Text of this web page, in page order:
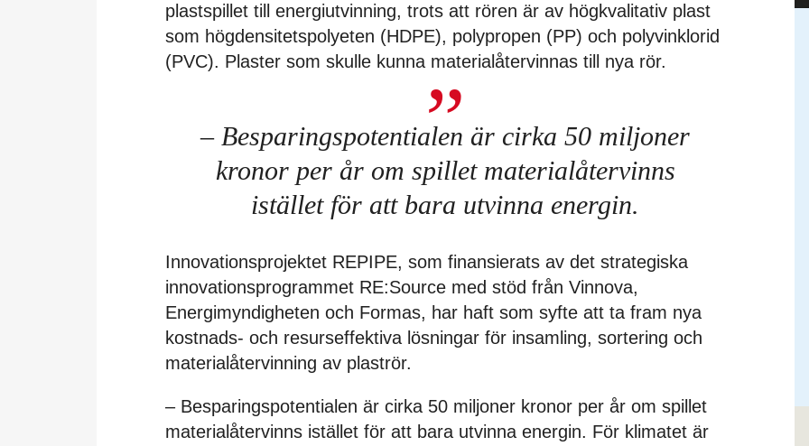
plastspillet till energiutvinning, trots att rören är av högkvalitativ plast
som högdensitetspolyeten (HDPE), polypropen (PP) och polyvinklorid
(PVC). Plaster som skulle kunna materialåtervinnas till nya rör.
– Besparingspotentialen är cirka 50 miljoner
kronor per år om spillet materialåtervinns
istället för att bara utvinna energin.
Innovationsprojektet REPIPE, som finansierats av det strategiska
innovationsprogrammet RE:Source med stöd från Vinnova,
Energimyndigheten och Formas, har haft som syfte att ta fram nya
kostnads- och resurseffektiva lösningar för insamling, sortering och
materialåtervinning av plaströr.
– Besparingspotentialen är cirka 50 miljoner kronor per år om spillet
materialåtervinns istället för att bara utvinna energin. För klimatet är